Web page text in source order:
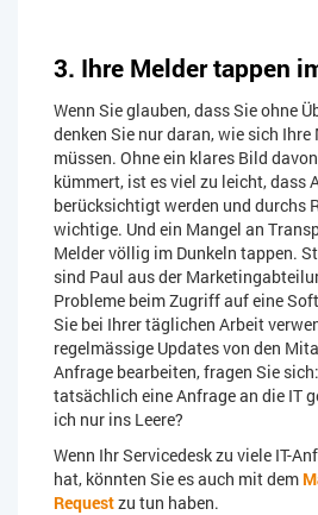
3. Ihre Melder tappen
Wenn Sie glauben, dass Sie ohne
denken Sie nur daran, wie sich Ihre
müssen. Ohne ein klares Bild
kümmert, ist es viel zu leicht, dass
berücksichtigt werden und durchs
wichtige. Und ein Mangel an
Melder völlig im Dunkeln tappen.
sind Paul aus der
Probleme beim Zugriff auf eine
Sie bei Ihrer täglichen Arbeit
regelmässige Updates von den
Anfrage bearbeiten, fragen Sie
tatsächlich eine Anfrage an die IT
ich nur ins Leere?
Wenn Ihr Servicedesk zu viele IT-
hat, könnten Sie es auch mit dem
Requestzu tun haben.